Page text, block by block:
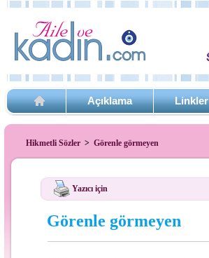
Açıklama Linkler
Hikmetli Sözler > Görenle görmeyen
Yazıcı için
Görenle görmeyen